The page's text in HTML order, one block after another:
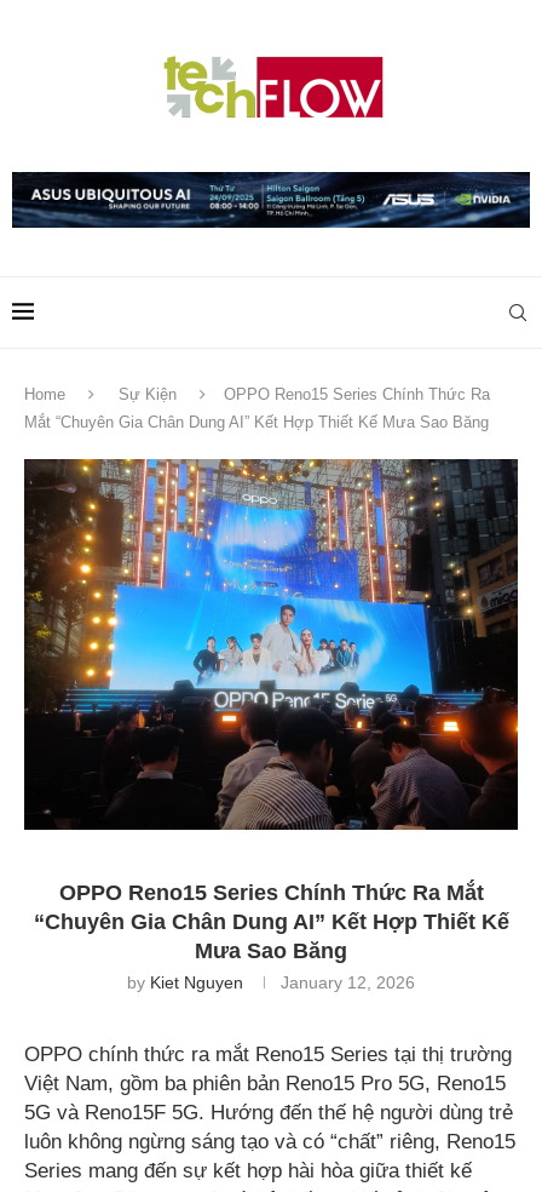
Home Sự Kiện
OPPO Reno15 Series Chính Thức Ra
Mắt “Chuyên Gia Chân Dung AI” Kết Hợp Thiết Kế Mưa Sao Băng
OPPO Reno15 Series Chính Thức Ra Mắt
“Chuyên Gia Chân Dung AI” Kết Hợp Thiết Kế
Mưa Sao Băng
by Kiet Nguyen January 12, 2026
OPPO chính thức ra mắt Reno15 Series tại thị trường
Việt Nam, gồm ba phiên bản Reno15 Pro 5G, Reno15
5G và Reno15F 5G. Hướng đến thế hệ người dùng trẻ
luôn không ngừng sáng tạo và có “chất” riêng, Reno15
Series mang đến sự kết hợp hài hòa giữa thiết kế